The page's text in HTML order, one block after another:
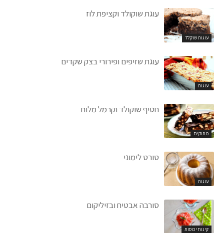
עוגות שוקלד
עוגת שוקולד וקציפת לוז
עוגות
עוגת שזיפים ופירורי בצק שקדים
מתוקים
חטיף שוקולד וקרמל מלוח
עוגות
טורט לימוני
קינוחי כוסות
סורבה אבטיח ובזיליקום